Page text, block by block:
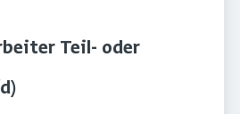
Teil- oder